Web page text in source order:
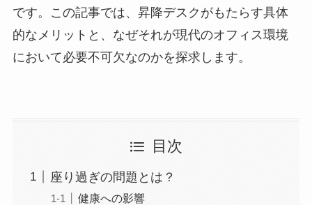
です。この記事では、昇降デスクがもたらす具体
的なメリットと、なぜそれが現代のオフィス環境
において必要不可欠なのかを探求します。
目次
座り過ぎの問題とは？
健康への影響